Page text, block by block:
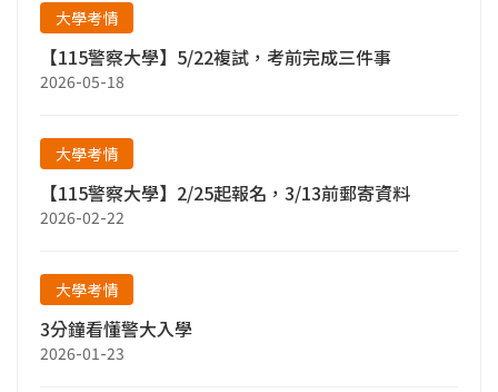
大學考情
【115警察大學】5/22複試，考前完成三件事
2026-05-18
大學考情
【115警察大學】2/25起報名，3/13前郵寄資料
2026-02-22
大學考情
3分鐘看懂警大入學
2026-01-23